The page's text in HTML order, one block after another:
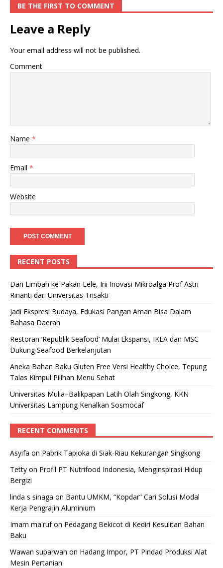
BE THE FIRST TO COMMENT
Leave a Reply
Your email address will not be published.
Comment
Name *
Email *
Website
RECENT POSTS
Dari Limbah ke Pakan Lele, Ini Inovasi Mikroalga Prof Astri
Rinanti dari Universitas Trisakti
Jadi Ekspresi Budaya, Edukasi Pangan Aman Bisa Dalam
Bahasa Daerah
Restoran ‘Republik Seafood’ Mulai Ekspansi, IKEA dan MSC
Dukung Seafood Berkelanjutan
Aneka Bahan Baku Gluten Free Versi Healthy Choice, Tepung
Talas Kimpul Pilihan Menu Sehat
Universitas Mulia–Balikpapan Latih Olah Singkong, KKN
Universitas Lampung Kenalkan Sosmocaf
RECENT COMMENTS
Asyifa on Pabrik Tapioka di Siak-Riau Kekurangan Singkong
Tetty on Profil PT Nutrifood Indonesia, Menginspirasi Hidup
Bergizi
linda s sinaga on Bantu UMKM, “Kopdar” Cari Solusi Modal
Kerja Pengrajin Aluminium
Imam ma'rufon Pedagang Bekicot di Kediri Kesulitan Bahan
Baku
Wawan suparwan on Hadang Impor, PT Pindad Produksi Alat
Mesin Pertanian